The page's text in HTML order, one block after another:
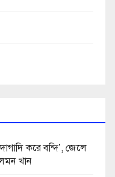
করে বন্দি’, জেলে
খান